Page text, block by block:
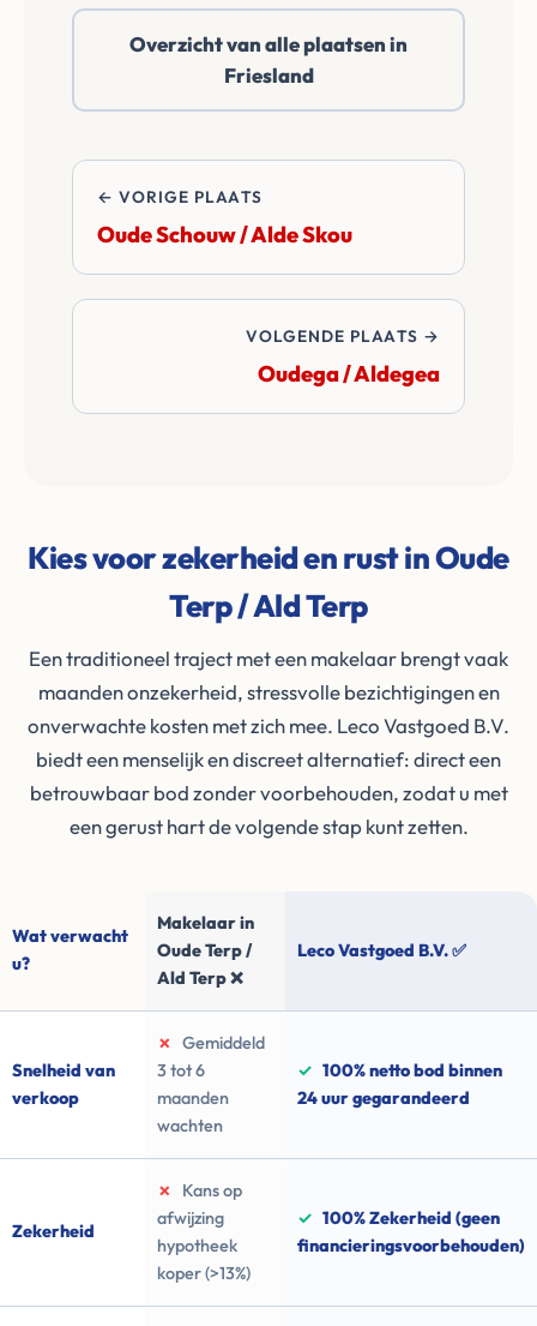
of daarbuiten. Wij
betalen alle
overdrachtskosten
en notariskosten van
Overzicht van alle plaatsen in
Friesland
← VORIGE PLAATS
Oude Schouw / Alde Skou
VOLGENDE PLAATS →
Oudega / Aldegea
Kies voor zekerheid en rust in Oude
Terp / Ald Terp
Een traditioneel traject met een makelaar brengt vaak
maanden onzekerheid, stressvolle bezichtigingen en
onverwachte kosten met zich mee. Leco Vastgoed B.V.
biedt een menselijk en discreet alternatief: direct een
betrouwbaar bod zonder voorbehouden, zodat u met
een gerust hart de volgende stap kunt zetten.
Wat verwacht
u?
Makelaar in
Oude Terp /
Ald Terp ❌
Leco Vastgoed B.V. ✅
Snelheid van
verkoop
✗
Gemiddeld
3 tot 6
maanden
wachten
✓ 100% netto bod binnen
24 uur gegarandeerd
Zekerheid
✗
Kans op
afwijzing
hypotheek
koper (>13%)
✓ 100% Zekerheid (geen
financieringsvoorbehouden)